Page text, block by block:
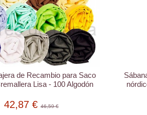
de Recambio para Saco
Lisa - 100 Algodón
42,87 €46,59 €